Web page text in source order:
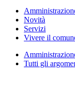
Novità
Servizi
Vivere il
Tutti gli